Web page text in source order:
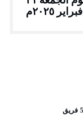
فبراير ٢٠٢٥م